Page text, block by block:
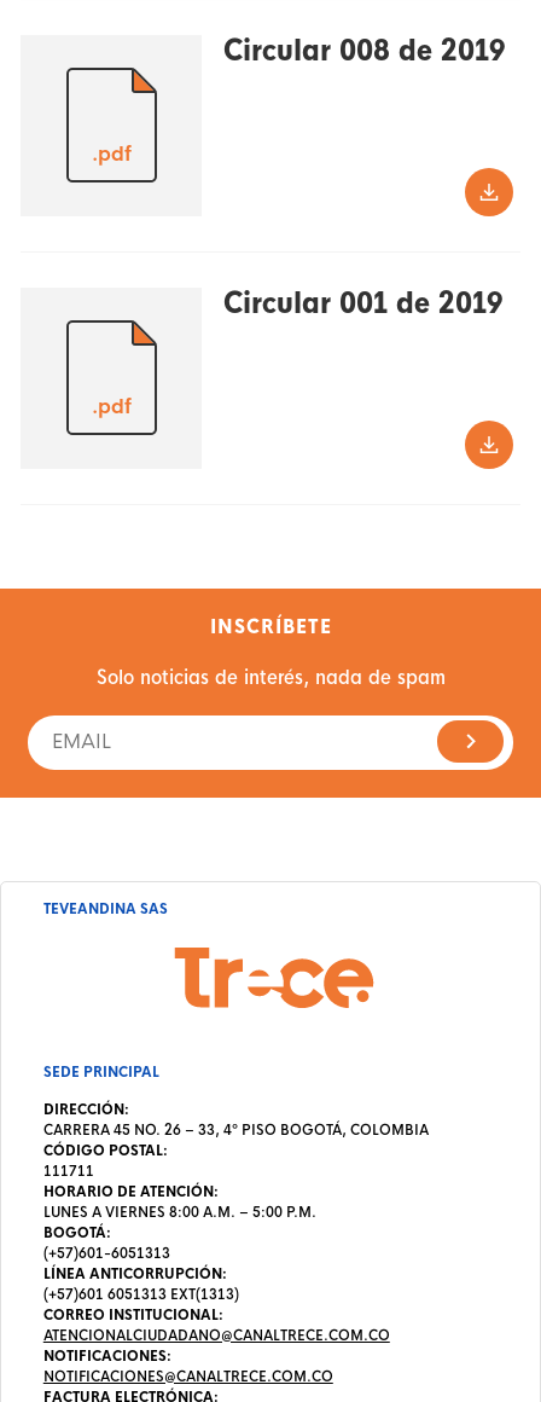
.pdf
Circular 008 de 2019
.pdf
Circular 001 de 2019
INSCRÍBETE
Solo noticias de interés, nada de spam
TEVEANDINA SAS
SEDE PRINCIPAL
DIRECCIÓN:
CARRERA 45 NO. 26 – 33, 4º PISO BOGOTÁ, COLOMBIA
CÓDIGO POSTAL:
111711
HORARIO DE ATENCIÓN:
LUNES A VIERNES 8:00 A.M. – 5:00 P.M.
BOGOTÁ:
(+57)601-6051313
LÍNEA ANTICORRUPCIÓN:
(+57)601 6051313 EXT(1313)
CORREO INSTITUCIONAL:
ATENCIONALCIUDADANO@CANALTRECE.COM.CO
NOTIFICACIONES:
NOTIFICACIONES@CANALTRECE.COM.CO
FACTURA ELECTRÓNICA: